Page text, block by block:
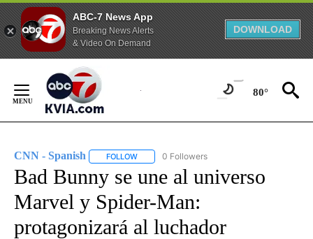
ABC-7 News App
Breaking News Alerts
& Video On Demand
DOWNLOAD
Content
80°
CNN - Spanish FOLLOW FOLLOW "CNN - SPANISH" TO RECEIVE
0 Followers
Bad Bunny se une al universo
Marvel y Spider-Man:
protagonizará al luchador